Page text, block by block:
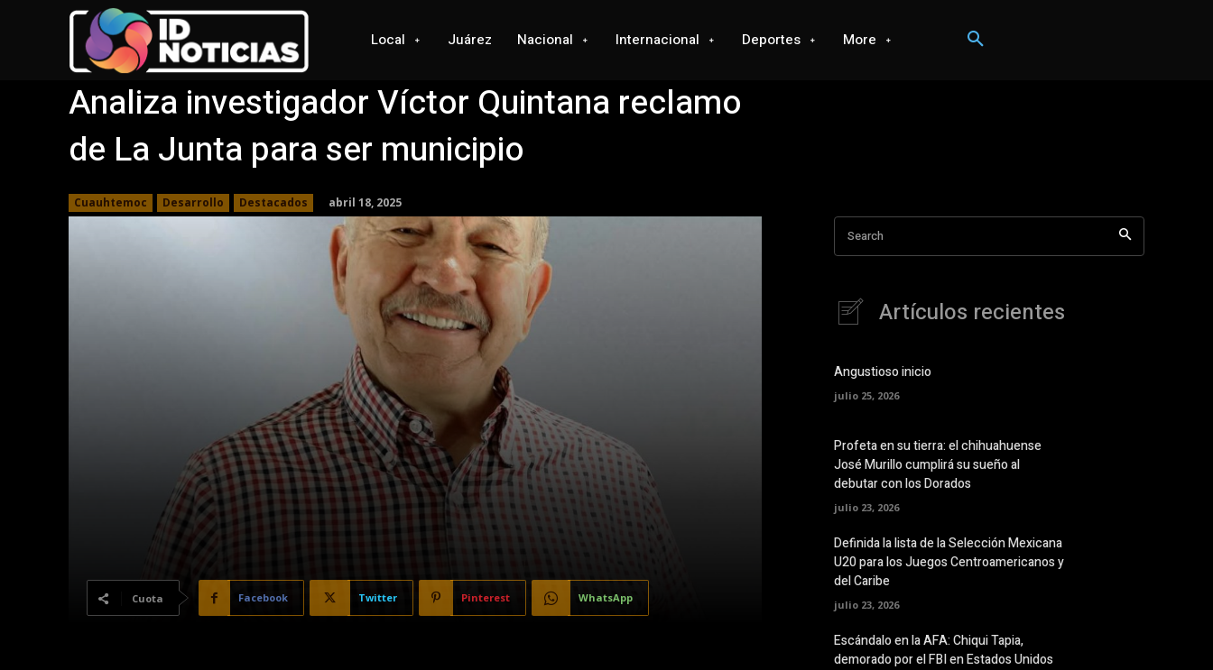
Local Juárez Nacional Internacional Deportes More
Analiza investigador Víctor Quintana reclamo
de La Junta para ser municipio
Cuauhtemoc Desarrollo Destacados abril 18, 2025
Cuota Facebook Twitter Pinterest WhatsApp
Search
Artículos recientes
Angustioso inicio
julio 25, 2026
Profeta en su tierra: el chihuahuense
José Murillo cumplirá su sueño al
debutar con los Dorados
julio 23, 2026
Definida la lista de la Selección Mexicana
U20 para los Juegos Centroamericanos y
del Caribe
julio 23, 2026
Escándalo en la AFA: Chiqui Tapia,
demorado por el FBI en Estados Unidos